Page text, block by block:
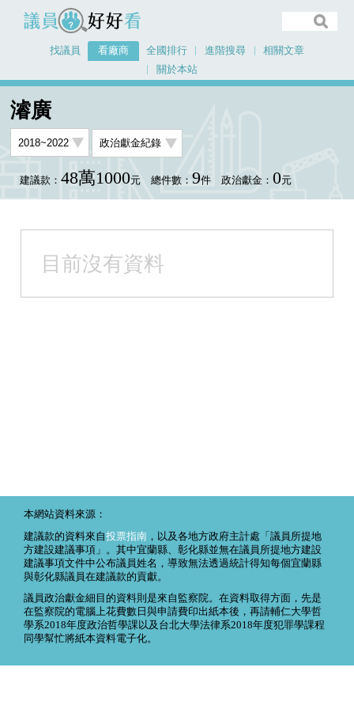
議員好好看
找議員 看廠商 全國排行 進階搜尋
相關文章
關於本站
濬廣
建議款： 48萬1000元 總件數： 9件 政治獻金： 0元
目前沒有資料
本網站資料來源：
建議款的資料來自投票指南 ，以及各地方政府主計處「議員所提地
方建設建議事項」。其中宜蘭縣、彰化縣並無在議員所提地方建設
建議事項文件中公布議員姓名，導致無法透過統計得知每個宜蘭縣
與彰化縣議員在建議款的貢獻。
議員政治獻金細目的資料則是來自監察院。在資料取得方面，先是
在監察院的電腦上花費數日與申請費印出紙本後，再請輔仁大學哲
學系2018年度政治哲學課以及台北大學法律系2018年度犯罪學課程
同學幫忙將紙本資料電子化。